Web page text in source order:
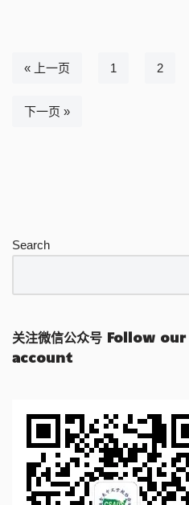
« 上一页 1 2
下一页 »
Search
关注微信公众号 Follow
account